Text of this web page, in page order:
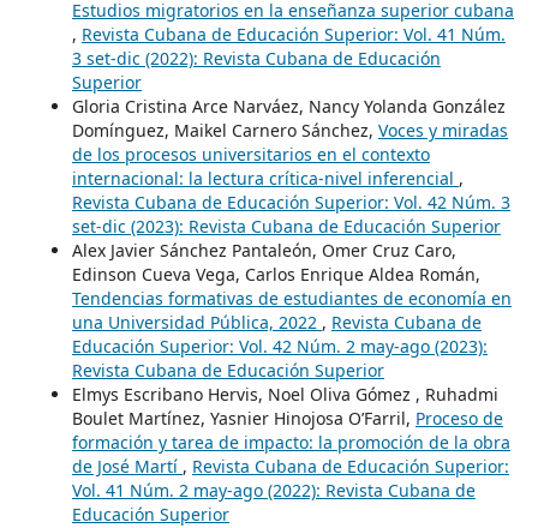
Estudios migratorios en la enseñanza superior cubana
, Revista Cubana de Educación Superior: Vol. 41 Núm.
3 set-dic (2022): Revista Cubana de Educación
Superior
Gloria Cristina Arce Narváez, Nancy Yolanda González
Domínguez, Maikel Carnero Sánchez, Voces y miradas
de los procesos universitarios en el contexto
internacional: la lectura crítica-nivel inferencial ,
Revista Cubana de Educación Superior: Vol. 42 Núm. 3
set-dic (2023): Revista Cubana de Educación Superior
Alex Javier Sánchez Pantaleón, Omer Cruz Caro,
Edinson Cueva Vega, Carlos Enrique Aldea Román,
Tendencias formativas de estudiantes de economía en
una Universidad Pública, 2022 , Revista Cubana de
Educación Superior: Vol. 42 Núm. 2 may-ago (2023):
Revista Cubana de Educación Superior
Elmys Escribano Hervis, Noel Oliva Gómez , Ruhadmi
Boulet Martínez, Yasnier Hinojosa O’Farril, Proceso de
formación y tarea de impacto: la promoción de la obra
de José Martí , Revista Cubana de Educación Superior:
Vol. 41 Núm. 2 may-ago (2022): Revista Cubana de
Educación Superior